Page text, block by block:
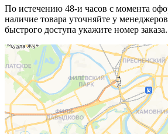
По истечению 48-и часов с момента
наличие товара уточняйте у
быстрого доступа укажите номер заказа.